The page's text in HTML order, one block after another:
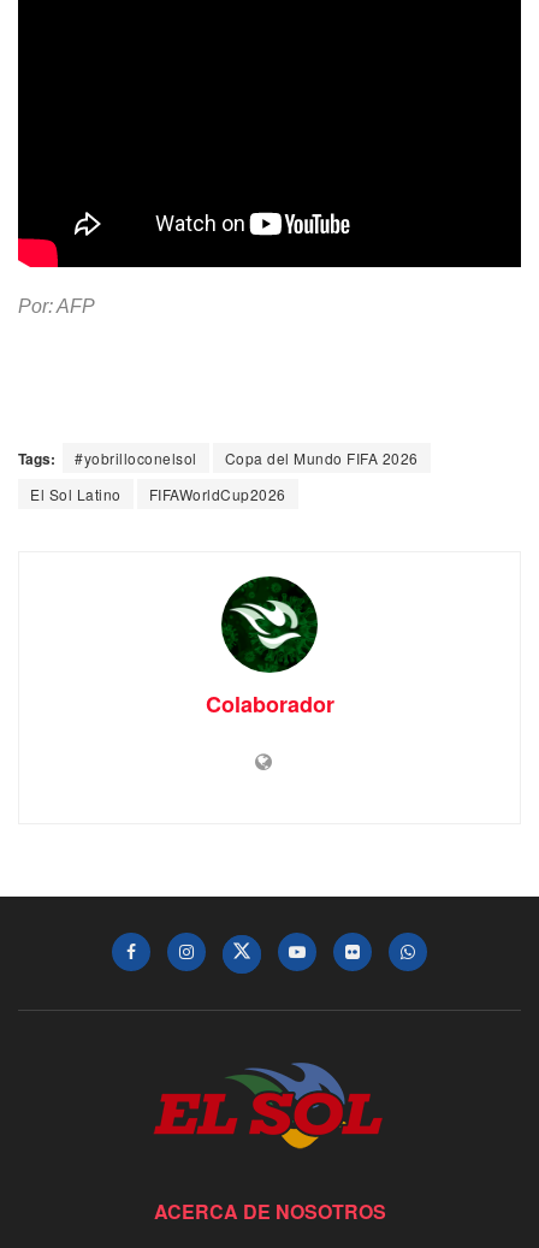
Por: AFP
Tags: #yobrilloconelsol
Copa del Mundo FIFA 2026
El Sol Latino
FIFAWorldCup2026
Colaborador
ACERCA DE NOSOTROS